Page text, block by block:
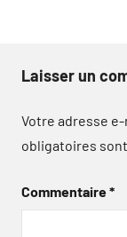
Laisser un
Votre adresse e-
obligatoires
Commentaire*